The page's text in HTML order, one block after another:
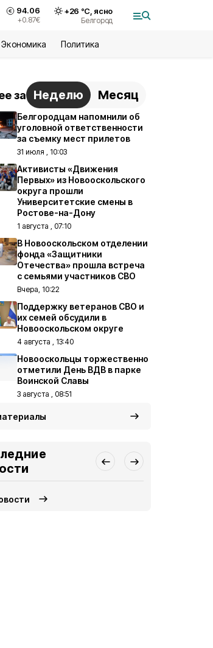
94.06
+0.87€
+26 °С, ясно
Белгород
Экономика Политика
за Неделю Месяц
Белгородцам напомнили об
уголовной ответственности
за съемку мест прилетов
31 июля , 10:03
Активисты «Движения
Первых» из Новооскольского
округа прошли
Университетские смены в
Ростове-на-Дону
1 августа , 07:10
В Новооскольском отделении
фонда «Защитники
Отечества» прошла встреча
с семьями участников СВО
Вчера, 10:22
Поддержку ветеранов СВО и
их семей обсудили в
Новооскольском округе
4 августа , 13:40
Новооскольцы торжественно
отметили День ВДВ в парке
Воинской Славы
3 августа , 08:51